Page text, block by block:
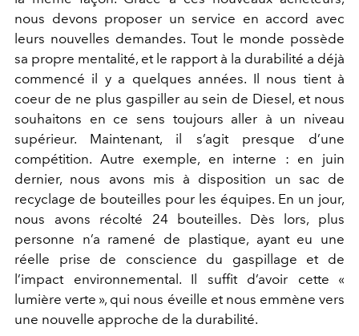
nous devons proposer un service en accord avec
leurs nouvelles demandes. Tout le monde possède
sa propre mentalité, et le rapport à la durabilité a déjà
commencé il y a quelques années. Il nous tient à
coeur de ne plus gaspiller au sein de Diesel, et nous
souhaitons en ce sens toujours aller à un niveau
supérieur. Maintenant, il s’agit presque d’une
compétition. Autre exemple, en interne : en juin
dernier, nous avons mis à disposition un sac de
recyclage de bouteilles pour les équipes. En un jour,
nous avons récolté 24 bouteilles. Dès lors, plus
personne n’a ramené de plastique, ayant eu une
réelle prise de conscience du gaspillage et de
l’impact environnemental. Il suffit d’avoir cette «
lumière verte », qui nous éveille et nous emmène vers
une nouvelle approche de la durabilité.